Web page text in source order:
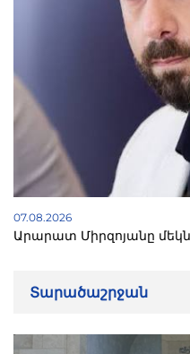
07.08.2026
Արարատ Միրզոյանը
Տարածաշրջան